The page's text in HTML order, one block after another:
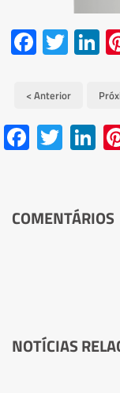
< Anterior
FacebookTwitter LinkedIn
COMENTÁRIOS
NOTÍCIAS